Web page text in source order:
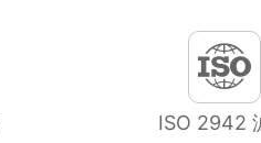
ISO 2942